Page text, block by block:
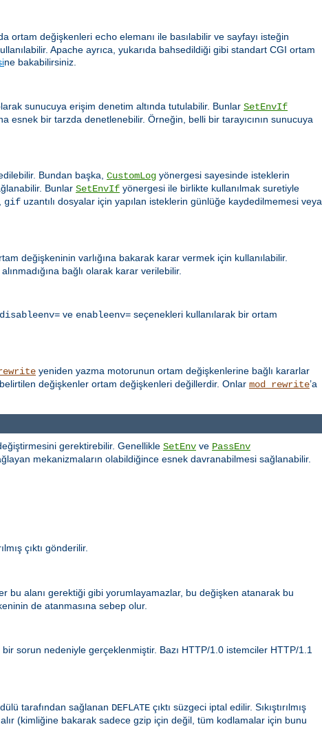
ortam değişkenleri echo elemanı ile basılabilir ve sayfayı isteğin
Apache ayrıca, yukarıda bahsedildiği gibi standart CGI ortam
ne bakabilirsiniz.
sunucuya erişim denetim altında tutulabilir. Bunlar SetEnvIf
esnek bir tarzda denetlenebilir. Örneğin, belli bir tarayıcının sunucuya
Bundan başka, CustomLog yönergesi sayesinde isteklerin
Bunlar SetEnvIf yönergesi ile birlikte kullanılmak suretiyle
gif uzantılı dosyalar için yapılan isteklerin günlüğe kaydedilmemesi veya
değişkeninin varlığına bakarak karar vermek için kullanılabilir.
bağlı olarak karar verilebilir.
disableenv= ve enableenv= seçenekleri kullanılarak bir ortam
yeniden yazma motorunun ortam değişkenlerine bağlı kararlar
değişkenler ortam değişkenleri değillerdir. Onlar mod_rewrite’a
gerektirebilir. Genellikle SetEnv ve PassEnv
mekanizmaların olabildiğince esnek davranabilmesi sağlanabilir.
çıktı gönderilir.
bu alanı gerektiği gibi yorumlayamazlar, bu değişken atanarak bu
de atanmasına sebep olur.
sorun nedeniyle gerçeklenmiştir. Bazı HTTP/1.0 istemciler HTTP/1.1
tarafından sağlanan DEFLATE çıktı süzgeci iptal edilir. Sıkıştırılmış
(kimliğine bakarak sadece gzip için değil, tüm kodlamalar için bunu